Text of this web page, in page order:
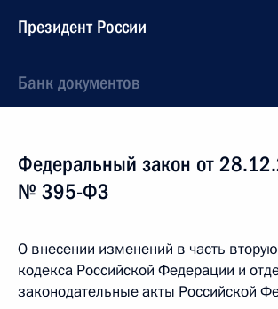
Президент России
Банк документов
Федеральный закон от
№ 395-ФЗ
О внесении изменений в часть
кодекса Российской Федерации и
законодательные акты Российской